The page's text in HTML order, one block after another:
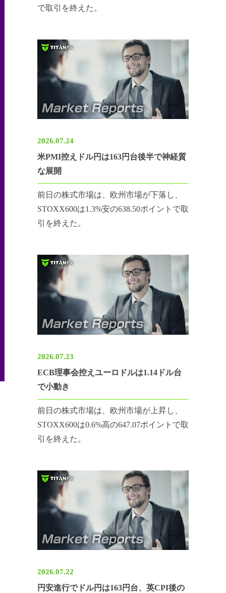
で取引を終えた。
2026.07.24
米PMI控えドル円は163円台後半で神経質
な展開
前日の株式市場は、欧州市場が下落し、
STOXX600は1.3%安の638.50ポイントで取
引を終えた。
2026.07.23
ECB理事会控えユーロドルは1.14ドル台
で小動き
前日の株式市場は、欧州市場が上昇し、
STOXX600は0.6%高の647.07ポイントで取
引を終えた。
2026.07.22
円安進行でドル円は163円台、英CPI後の